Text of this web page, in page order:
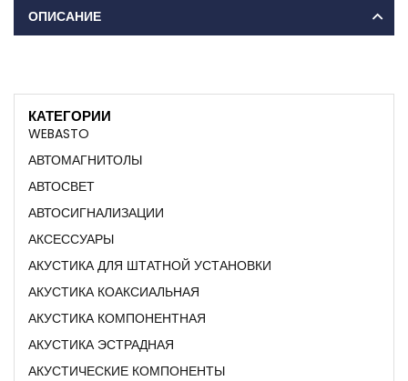
ОПИСАНИЕ
КАТЕГОРИИ
WEBASTO
АВТОМАГНИТОЛЫ
АВТОСВЕТ
АВТОСИГНАЛИЗАЦИИ
АКСЕССУАРЫ
АКУСТИКА ДЛЯ ШТАТНОЙ УСТАНОВКИ
АКУСТИКА КОАКСИАЛЬНАЯ
АКУСТИКА КОМПОНЕНТНАЯ
АКУСТИКА ЭСТРАДНАЯ
АКУСТИЧЕСКИЕ КОМПОНЕНТЫ